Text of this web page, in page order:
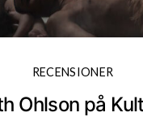
RECENSIONER
Ohlson på